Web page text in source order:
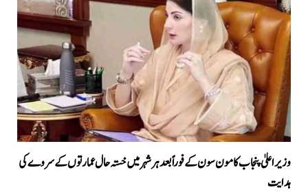
وزیراعلیٰ پنجاب کا مون سون کے فوراً بعد ہر شہر میں خستہ حال عمارتوں کے سروے کی
ہدایت